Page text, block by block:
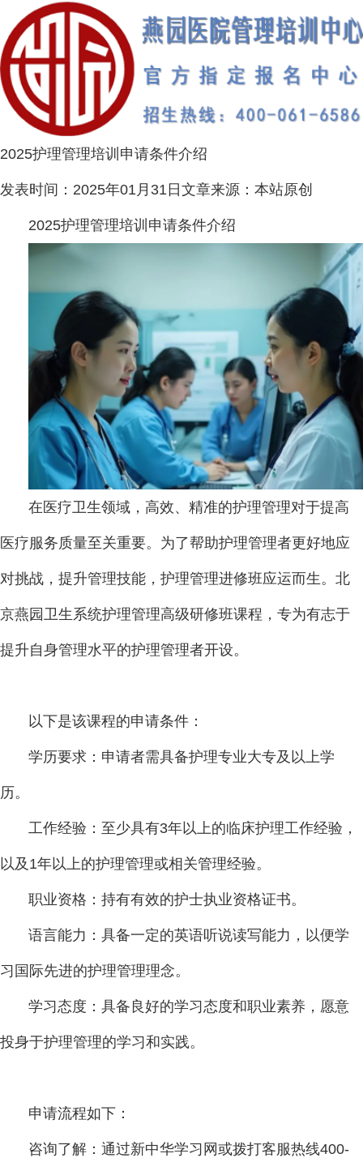
2025护理管理培训申请条件介绍
发表时间： 2025年01月31日 文章来源： 本站原创
2025护理管理培训申请条件介绍
在医疗卫生领域，高效、精准的护理管理对于提高
医疗服务质量至关重要。为了帮助护理管理者更好地应
对挑战，提升管理技能，护理管理进修班应运而生。北
京燕园卫生系统护理管理高级研修班课程，专为有志于
提升自身管理水平的护理管理者开设。
以下是该课程的申请条件：
学历要求：申请者需具备护理专业大专及以上学
历。
工作经验：至少具有3年以上的临床护理工作经验，
以及1年以上的护理管理或相关管理经验。
职业资格：持有有效的护士执业资格证书。
语言能力：具备一定的英语听说读写能力，以便学
习国际先进的护理管理理念。
学习态度：具备良好的学习态度和职业素养，愿意
投身于护理管理的学习和实践。
申请流程如下：
咨询了解：通过新中华学习网或拨打客服热线400-